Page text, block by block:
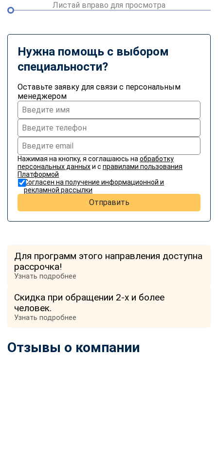
Листай вправо для просмотра
Нужна помощь с выбором
специальности?
Оставьте заявку для связи с персональным
менеджером
Нажимая на кнопку, я соглашаюсь на обработку
персональных данныхи с правилами пользования
Платформой
Согласен на получение информационной и
рекламной рассылки
Отправить
Для программ этого направления доступна
рассрочка!
Узнать подробнее
Скидка при обращении 2-х и более
человек.
Узнать подробнее
Отзывы о компании